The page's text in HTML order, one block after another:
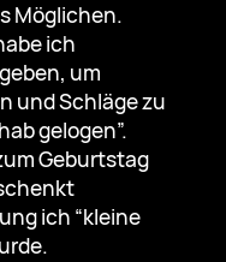
Möglichen.
ich
um
und Schläge zu
gelogen”.
Geburtstag
ich “kleine